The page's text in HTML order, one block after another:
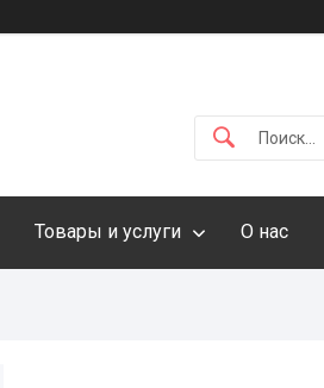
Товары и услуги О нас